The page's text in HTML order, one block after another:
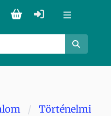
Történelmi